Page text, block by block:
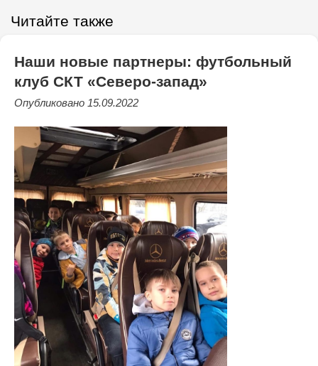
Читайте также
Наши новые партнеры: футбольный
клуб СКТ «Северо-запад»
Опубликовано 15.09.2022